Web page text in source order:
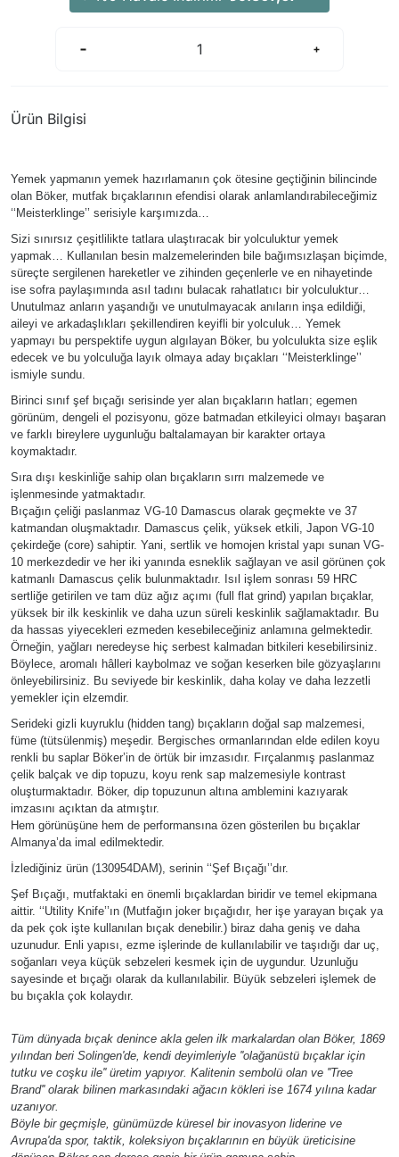
Ürün Bilgisi
Yemek yapmanın yemek hazırlamanın çok ötesine geçtiğinin bilincinde
olan Böker, mutfak bıçaklarının efendisi olarak anlamlandırabileceğimiz
‘‘Meisterklinge’’ serisiyle karşımızda…
Sizi sınırsız çeşitlilikte tatlara ulaştıracak bir yolculuktur yemek
yapmak… Kullanılan besin malzemelerinden bile bağımsızlaşan biçimde,
süreçte sergilenen hareketler ve zihinden geçenlerle ve en nihayetinde
ise sofra paylaşımında asıl tadını bulacak rahatlatıcı bir yolculuktur…
Unutulmaz anların yaşandığı ve unutulmayacak anıların inşa edildiği,
aileyi ve arkadaşlıkları şekillendiren keyifli bir yolculuk… Yemek
yapmayı bu perspektife uygun algılayan Böker, bu yolculukta size eşlik
edecek ve bu yolculuğa layık olmaya aday bıçakları ‘‘Meisterklinge’’
ismiyle sundu.
Birinci sınıf şef bıçağı serisinde yer alan bıçakların hatları; egemen
görünüm, dengeli el pozisyonu, göze batmadan etkileyici olmayı başaran
ve farklı bireylere uygunluğu baltalamayan bir karakter ortaya
koymaktadır.
Sıra dışı keskinliğe sahip olan bıçakların sırrı malzemede ve
işlenmesinde yatmaktadır.
Bıçağın çeliği paslanmaz VG-10 Damascus olarak geçmekte ve 37
katmandan oluşmaktadır. Damascus çelik, yüksek etkili, Japon VG-10
çekirdeğe (core) sahiptir. Yani, sertlik ve homojen kristal yapı sunan VG-
10 merkezdedir ve her iki yanında esneklik sağlayan ve asil görünen çok
katmanlı Damascus çelik bulunmaktadır. Isıl işlem sonrası 59 HRC
sertliğe getirilen ve tam düz ağız açımı (full flat grind) yapılan bıçaklar,
yüksek bir ilk keskinlik ve daha uzun süreli keskinlik sağlamaktadır. Bu
da hassas yiyecekleri ezmeden kesebileceğiniz anlamına gelmektedir.
Örneğin, yağları neredeyse hiç serbest kalmadan bitkileri kesebilirsiniz.
Böylece, aromalı hâlleri kaybolmaz ve soğan keserken bile gözyaşlarını
önleyebilirsiniz. Bu seviyede bir keskinlik, daha kolay ve daha lezzetli
yemekler için elzemdir.
Serideki gizli kuyruklu (hidden tang) bıçakların doğal sap malzemesi,
füme (tütsülenmiş) meşedir. Bergisches ormanlarından elde edilen koyu
renkli bu saplar Böker’in de örtük bir imzasıdır. Fırçalanmış paslanmaz
çelik balçak ve dip topuzu, koyu renk sap malzemesiyle kontrast
oluşturmaktadır. Böker, dip topuzunun altına amblemini kazıyarak
imzasını açıktan da atmıştır.
Hem görünüşüne hem de performansına özen gösterilen bu bıçaklar
Almanya’da imal edilmektedir.
İzlediğiniz ürün (130954DAM), serinin ‘‘Şef Bıçağı’’dır.
Şef Bıçağı, mutfaktaki en önemli bıçaklardan biridir ve temel ekipmana
aittir. ‘‘Utility Knife’’ın (Mutfağın joker bıçağıdır, her işe yarayan bıçak ya
da pek çok işte kullanılan bıçak denebilir.) biraz daha geniş ve daha
uzunudur. Enli yapısı, ezme işlerinde de kullanılabilir ve taşıdığı dar uç,
soğanları veya küçük sebzeleri kesmek için de uygundur. Uzunluğu
sayesinde et bıçağı olarak da kullanılabilir. Büyük sebzeleri işlemek de
bu bıçakla çok kolaydır.
Tüm dünyada bıçak denince akla gelen ilk markalardan olan Böker, 1869
yılından beri Solingen'de, kendi deyimleriyle ''olağanüstü bıçaklar için
tutku ve coşku ile'' üretim yapıyor. Kalitenin sembolü olan ve ''Tree
Brand'' olarak bilinen markasındaki ağacın kökleri ise 1674 yılına kadar
uzanıyor.
Böyle bir geçmişle, günümüzde küresel bir inovasyon liderine ve
Avrupa'da spor, taktik, koleksiyon bıçaklarının en büyük üreticisine